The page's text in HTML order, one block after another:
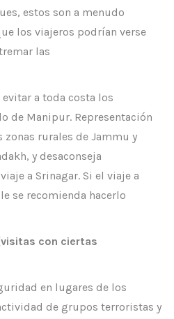
estos son a menudo
los viajeros podrían verse
las
evitar a toda costa los
de Manipur. Representación
zonas rurales de Jammu y
y desaconseja
a Srinagar. Si el viaje a
se recomienda hacerlo
con ciertas
en lugares de los
de grupos terroristas y